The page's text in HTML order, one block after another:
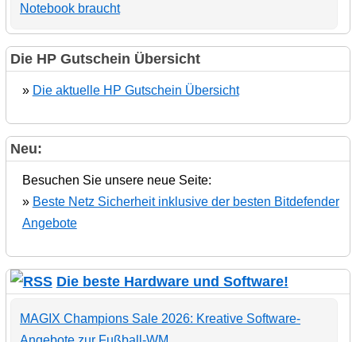
Notebook braucht
Die HP Gutschein Übersicht
» Die aktuelle HP Gutschein Übersicht
Neu:
Besuchen Sie unsere neue Seite:
» Beste Netz Sicherheit inklusive der besten Bitdefender
Angebote
Die beste Hardware und Software!
MAGIX Champions Sale 2026: Kreative Software-